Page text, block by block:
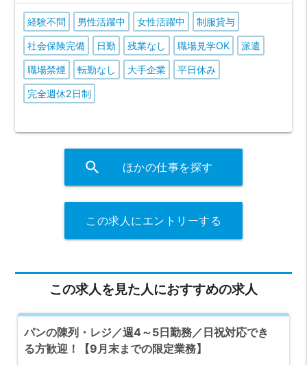
経験不問 男性活躍中 女性活躍中 制服貸与
社会保険完備 日勤 残業なし 職場見学OK 派遣
職場禁煙 転勤なし 大手企業 平日休み
完全週休2日制
ほかの仕事を探す
search
この求人にエントリーする
この求人を見た人におすすめの求人
パンの陳列・レジ／週4～5日勤務／日祝対応でき
る方歓迎！【9月末までの限定業務】